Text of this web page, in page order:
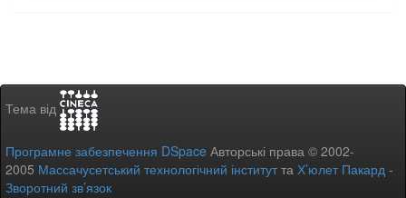
Тема від
Програмне забезпечення DSpace Авторські права © 2002-
2005 Массачусетський технологічний інститутта Х’юлет Пакард -
Зворотний зв’язок